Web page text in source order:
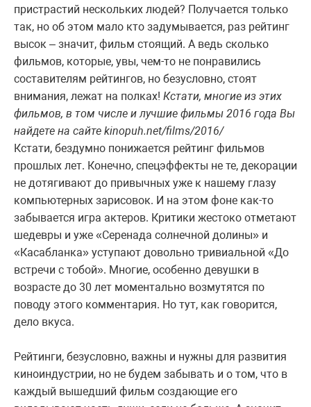
пристрастий нескольких людей? Получается только
так, но об этом мало кто задумывается, раз рейтинг
высок – значит, фильм стоящий. А ведь сколько
фильмов, которые, увы, чем-то не понравились
составителям рейтингов, но безусловно, стоят
внимания, лежат на полках! Кстати, многие из этих
фильмов, в том числе и лучшие фильмы 2016 года Вы
найдете на сайте kinopuh.net/films/2016/
Кстати, бездумно понижается рейтинг фильмов
прошлых лет. Конечно, спецэффекты не те, декорации
не дотягивают до привычных уже к нашему глазу
компьютерных зарисовок. И на этом фоне как-то
забывается игра актеров. Критики жестоко отметают
шедевры и уже «Серенада солнечной долины» и
«Касабланка» уступают довольно тривиальной «До
встречи с тобой». Многие, особенно девушки в
возрасте до 30 лет моментально возмутятся по
поводу этого комментария. Но тут, как говорится,
дело вкуса.
Рейтинги, безусловно, важны и нужны для развития
киноиндустрии, но не будем забывать и о том, что в
каждый вышедший фильм создающие его